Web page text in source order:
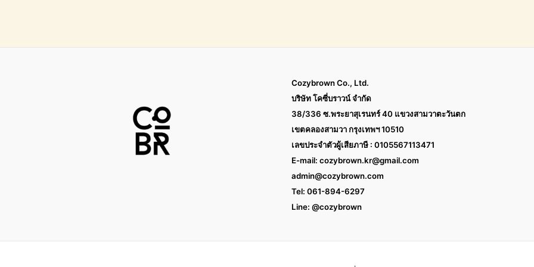
Cozybrown Co., Ltd.
บริษัท โคซี่บราวน์ จำกัด
38/336 ซ.พระยาสุเรนทร์ 40 แขวงสามวาตะวันตก
เขตคลองสามวา กรุงเทพฯ 10510
เลขประจำตัวผู้เสียภาษี : 0105567113471
E-mail: cozybrown.kr@gmail.com
admin@cozybrown.com
Tel: 061-894-6297
Line: @cozybrown